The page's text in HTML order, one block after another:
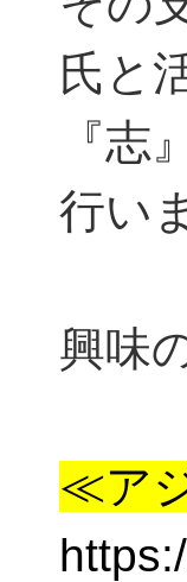
氏と
『
行い
興味
≪ア